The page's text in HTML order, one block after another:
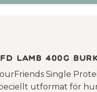
Lamb 400g
Single
utformat för